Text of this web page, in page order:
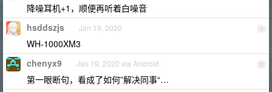
降噪耳机+1，顺便再听着白噪音
4
hsddszjs Jan 19, 2020
WH-1000XM3
5
chenyx9 Jan 19, 2020 via Android
第一眼断句，看成了如何”解决同事“…